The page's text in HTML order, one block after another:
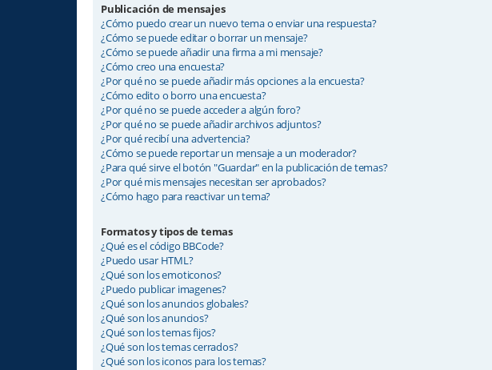
Publicación de mensajes
¿Cómo puedo crear un nuevo tema o enviar una respuesta?
¿Cómo se puede editar o borrar un mensaje?
¿Cómo se puede añadir una firma a mi mensaje?
¿Cómo creo una encuesta?
¿Por qué no se puede añadir más opciones a la encuesta?
¿Cómo edito o borro una encuesta?
¿Por qué no se puede acceder a algún foro?
¿Por qué no se puede añadir archivos adjuntos?
¿Por qué recibí una advertencia?
¿Cómo se puede reportar un mensaje a un moderador?
¿Para qué sirve el botón "Guardar" en la publicación de temas?
¿Por qué mis mensajes necesitan ser aprobados?
¿Cómo hago para reactivar un tema?
Formatos y tipos de temas
¿Qué es el código BBCode?
¿Puedo usar HTML?
¿Qué son los emoticonos?
¿Puedo publicar imagenes?
¿Qué son los anuncios globales?
¿Qué son los anuncios?
¿Qué son los temas fijos?
¿Qué son los temas cerrados?
¿Qué son los iconos para los temas?